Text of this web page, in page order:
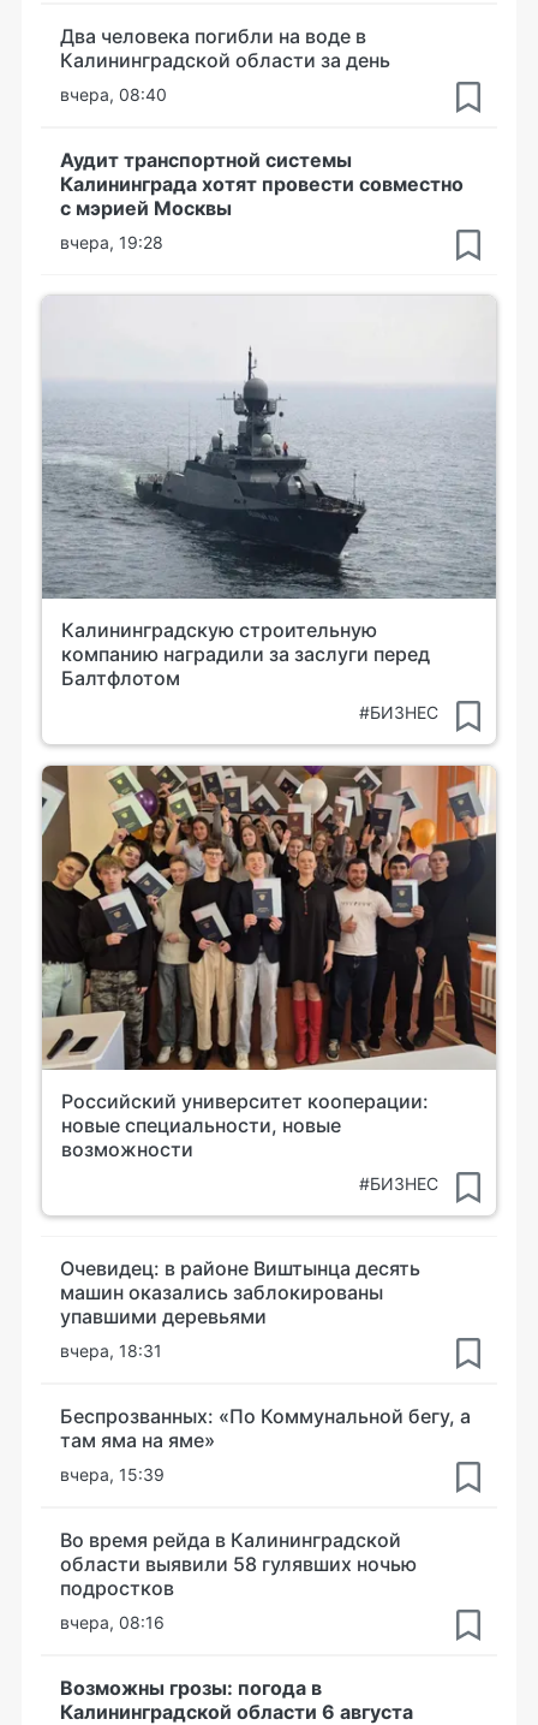
Два человека погибли на воде в
Калининградской области за день
вчера, 08:40
Аудит транспортной системы
Калининграда хотят провести совместно
с мэрией Москвы
вчера, 19:28
Калининградскую строительную
компанию наградили за заслуги перед
Балтфлотом
#БИЗНЕС
Российский университет кооперации:
новые специальности, новые
возможности
#БИЗНЕС
Очевидец: в районе Виштынца десять
машин оказались заблокированы
упавшими деревьями
вчера, 18:31
Беспрозванных: «По Коммунальной бегу, а
там яма на яме»
вчера, 15:39
Во время рейда в Калининградской
области выявили 58 гулявших ночью
подростков
вчера, 08:16
Возможны грозы: погода в
Калининградской области 6 августа